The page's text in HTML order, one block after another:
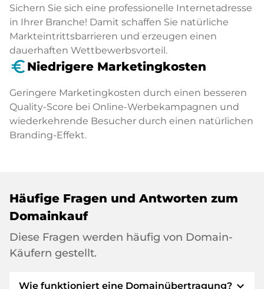
Sichern Sie sich eine professionelle Internetadresse
in Ihrer Branche! Damit schaffen Sie natürliche
Markteintrittsbarrieren und erzeugen einen
dauerhaften Wettbewerbsvorteil.
euro_symbol Niedrigere Marketingkosten
Geringere Marketingkosten durch einen besseren
Quality-Score bei Online-Werbekampagnen und
wiederkehrende Besucher durch einen natürlichen
Branding-Effekt.
Häufige Fragen und Antworten zum
Domainkauf
Diese Fragen werden häufig von Domain-
Käufern gestellt.
Wie funktioniert eine Domainübertragung? expand_more